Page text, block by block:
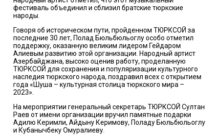
фестиваль объединил и сблизил братские тюркские
народы.
Говоря об историческом пути, пройденном ТЮРКСОЙ за
последние 30 лет, Полад Бюльбюльоглу особо отметил
поддержку, оказанную великим лидером Гейдаром
Алиевым развитию этой организации. Народный артист
Азербайджана, высоко оценив работу, проделанную
ТЮРКСОЙ для сохранения и популяризации культурного
наследия тюркского народа, поздравил всех с открытием
года «Шуша – культурная столица тюркского мира –
2023».
На мероприятии генеральный секретарь ТЮРКСОЙ Султан
Раев от имени организации вручил памятные подарки
Адилю Керимли, Айдыну Керимову, Поладу Бюльбюльоглу
и Кубанычбеку Омуралиеву.